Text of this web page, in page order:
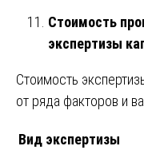
Стоимость
экспертизы
Стоимость
от ряда факторов и
Вид экспертизы